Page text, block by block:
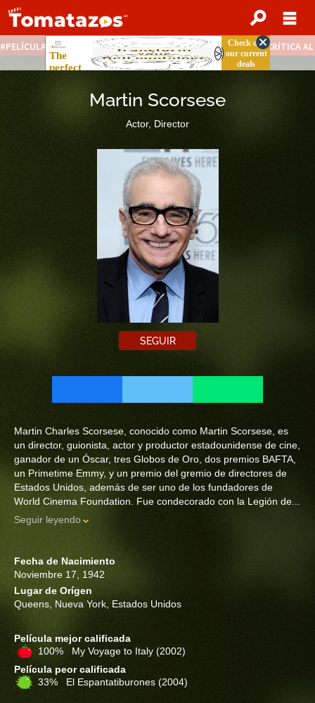
PELÍCULAS STREAMING GRATIS NOTICIAS DESTACADAS CRÍTICA
Martin Scorsese
Actor, Director
SEGUIR
Martin Charles Scorsese, conocido como Martin Scorsese, es
un director, guionista, actor y productor estadounidense de cine,
ganador de un Óscar, tres Globos de Oro, dos premios BAFTA,
un Primetime Emmy, y un premio del gremio de directores de
Estados Unidos, además de ser uno de los fundadores de
World Cinema Foundation. Fue condecorado con la Legión de...
Seguir leyendo
Fecha de Nacimiento
Noviembre 17, 1942
Lugar de Orígen
Queens, Nueva York, Estados Unidos
Película mejor calificada
100% My Voyage to Italy (2002)
Película peor calificada
33% El Espantatiburones (2004)